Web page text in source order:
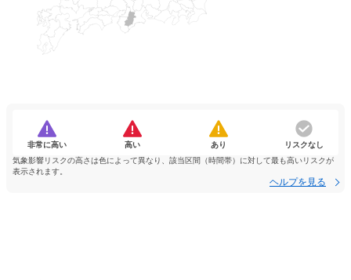
非常に高い 高い あり
リスクなし
気象影響リスクの高さは色によって異なり、該当区間（時間帯）に対して最も高いリスクが
表示されます。
ヘルプを見る